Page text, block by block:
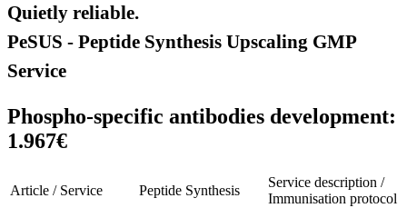
Quietly reliable.
PeSUS - Peptide Synthesis Upscaling GMP
Service
Phospho-specific antibodies development:
1.967€
Article / Service Peptide Synthesis
Service description /
Immunisation protocol